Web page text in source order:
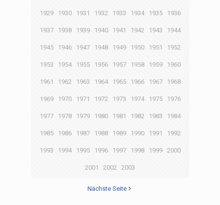
1929 1930 1931 1932 1933 1934 1935 1936
1937 1938 1939 1940 1941 1942 1943 1944
1945 1946 1947 1948 1949 1950 1951 1952
1953 1954 1955 1956 1957 1958 1959 1960
1961 1962 1963 1964 1965 1966 1967 1968
1969 1970 1971 1972 1973 1974 1975 1976
1977 1978 1979 1980 1981 1982 1983 1984
1985 1986 1987 1988 1989 1990 1991 1992
1993 1994 1995 1996 1997 1998 1999 2000
2001 2002 2003
Nächste Seite